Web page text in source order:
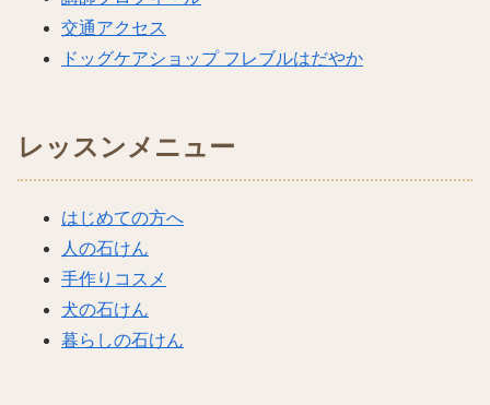
交通アクセス
ドッグケアショップ フレブルはだやか
レッスンメニュー
はじめての方へ
人の石けん
手作りコスメ
犬の石けん
暮らしの石けん